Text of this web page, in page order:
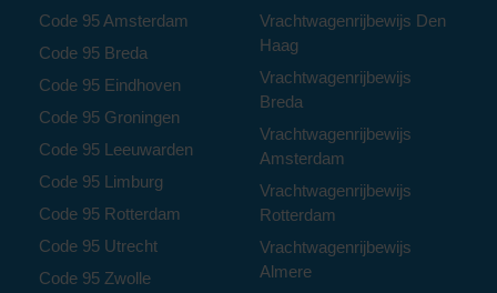
Code 95 Amsterdam
Code 95 Breda
Code 95 Eindhoven
Code 95 Groningen
Code 95 Leeuwarden
Code 95 Limburg
Code 95 Rotterdam
Code 95 Utrecht
Code 95 Zwolle
Vrachtwagenrijbewijs Den
Haag
Vrachtwagenrijbewijs
Breda
Vrachtwagenrijbewijs
Amsterdam
Vrachtwagenrijbewijs
Rotterdam
Vrachtwagenrijbewijs
Almere